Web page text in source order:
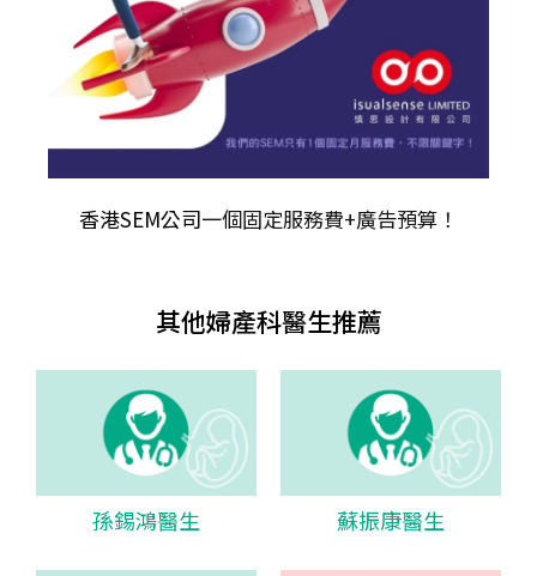
香港SEM公司一個固定服務費+廣告預算！
其他婦產科醫生推薦
孫錫鴻醫生 蘇振康醫生